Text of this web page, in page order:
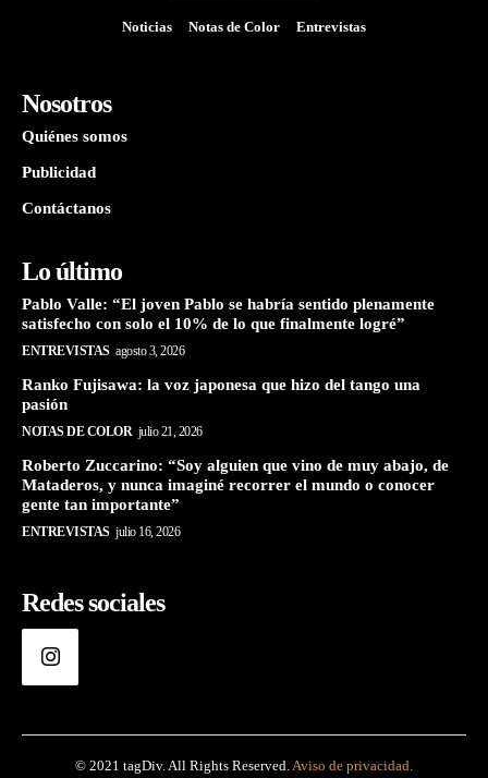
Noticias Notas de Color Entrevistas
Nosotros
Quiénes somos
Publicidad
Contáctanos
Lo último
Pablo Valle: “El joven Pablo se habría sentido plenamente
satisfecho con solo el 10% de lo que finalmente logré”
ENTREVISTAS agosto 3, 2026
Ranko Fujisawa: la voz japonesa que hizo del tango una
pasión
NOTAS DE COLOR julio 21, 2026
Roberto Zuccarino: “Soy alguien que vino de muy abajo, de
Mataderos, y nunca imaginé recorrer el mundo o conocer
gente tan importante”
ENTREVISTAS julio 16, 2026
Redes sociales
© 2021 tagDiv. All Rights Reserved.Aviso de privacidad.